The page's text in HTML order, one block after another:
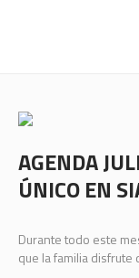
AGENDA
ÚNICO EN
Durante todo este
que la familia disfrute